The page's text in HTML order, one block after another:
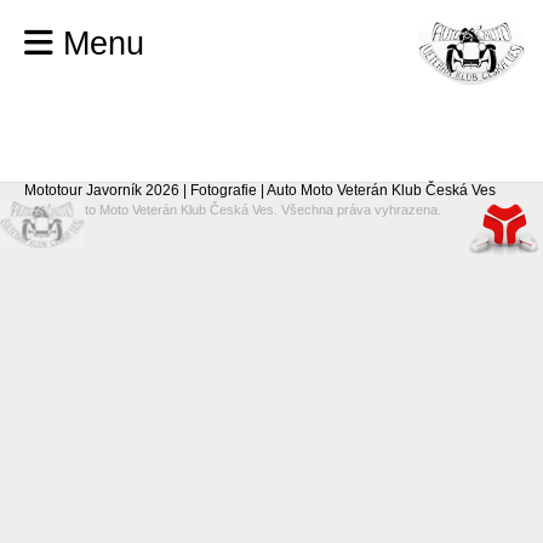
Menu
Mototour Javorník 2026 | Fotografie | Auto Moto Veterán Klub Česká Ves
© 2026 Auto Moto Veterán Klub Česká Ves. Všechna práva vyhrazena.